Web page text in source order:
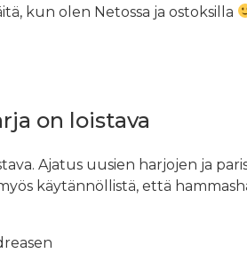
kun olen Netossa ja ostoksilla
on loistava
Ajatus uusien harjojen ja
käytännöllistä, että